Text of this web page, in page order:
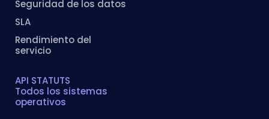
Seguridad de los datos
SLA
Rendimiento del
servicio
API STATUTS
Todos los sistemas
operativos